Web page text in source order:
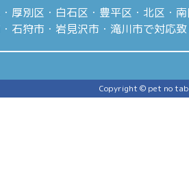
厚別区・白石区・豊平区・北区・
石狩市・岩見沢市・滝川市で対応致
Copyright © pet no